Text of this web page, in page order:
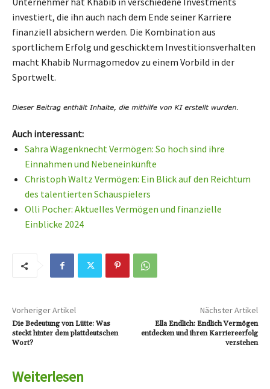
investiert, die ihn auch nach dem Ende seiner Karriere
finanziell absichern werden. Die Kombination aus
sportlichem Erfolg und geschicktem Investitionsverhalten
macht Khabib Nurmagomedov zu einem Vorbild in der
Sportwelt.
Auch interessant:
Sahra Wagenknecht Vermögen: So hoch sind ihre
Einnahmen und Nebeneinkünfte
Christoph Waltz Vermögen: Ein Blick auf den Reichtum
des talentierten Schauspielers
Olli Pocher: Aktuelles Vermögen und finanzielle
Einblicke 2024
Vorheriger Artikel
Die Bedeutung von Lütte: Was
steckt hinter dem plattdeutschen
Wort?
Nächster Artikel
Ella Endlich: Endlich Vermögen
entdecken und ihren Karriereerfolg
verstehen
Weiterlesen